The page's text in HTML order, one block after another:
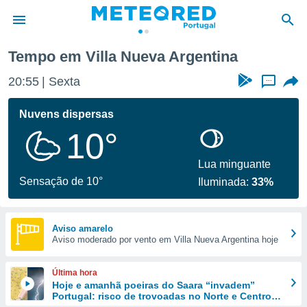
da
foi
fornecidas
a este
das
forma
digital
Tempo em Villa Nueva Argentina
20:55 Sexta ...
Nuvens dispersas
10°
Sensação de 10°
Lua minguante
Iluminada:33%
Aviso amarelo
Aviso moderado por vento em Villa Nueva Argentina hoje
Última hora
Hoje e amanhã poeiras do Saara “invadem”
Portugal: risco de trovoadas no Norte e Centro